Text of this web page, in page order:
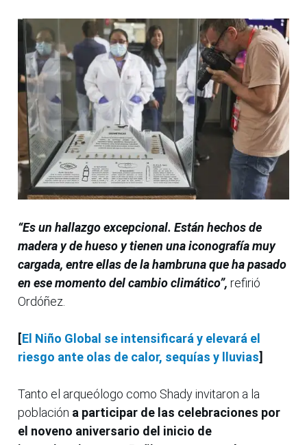
“Es un hallazgo excepcional. Están hechos de
madera y de hueso y tienen una iconografía muy
cargada, entre ellas de la hambruna que ha pasado
en ese momento del cambio climático”, refirió
Ordóñez.
[El Niño Global se intensificará y elevará el
riesgo ante olas de calor, sequías y lluvias]
Tanto el arqueólogo como Shady invitaron a la
población a participar de las celebraciones por
el noveno aniversario del inicio de